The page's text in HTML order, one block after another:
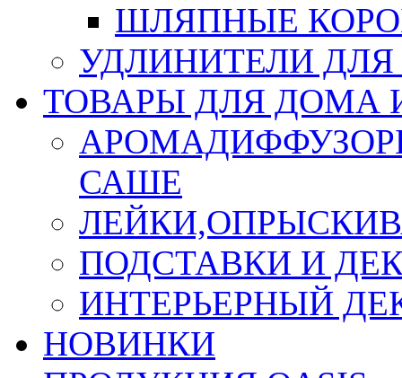
ШЛЯПНЫЕ
УДЛИНИТЕЛИ
ТОВАРЫ ДЛЯ ДОМА
САШЕ
ПОДСТАВКИ И
ИНТЕРЬЕРНЫЙ
НОВИНКИ